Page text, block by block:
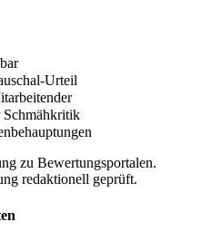
Urteil
Schmähkritik
zu Bewertungsportalen.
redaktionell geprüft.